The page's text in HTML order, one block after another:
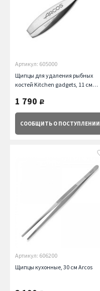
Артикул: 605000
Щипцы для удаления рыбных
костей Kitchen gadgets, 11 см
1 790 руб.
СООБЩИТЬ О ПОСТУПЛЕНИИ
Артикул: 606200
Щипцы кухонные, 30 см Arcos